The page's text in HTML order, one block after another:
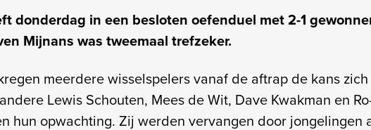
donderdag in een besloten oefenduel met 2-1
Mijnans was tweemaal trefzeker.
meerdere wisselspelers vanaf de aftrap de kans
Lewis Schouten, Mees de Wit, Dave Kwakman en
hun opwachting. Zij werden vervangen door jongelingen